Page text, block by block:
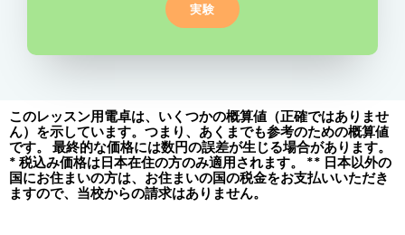
実験
このレッスン用電卓は、いくつかの概算値（正確ではありませ
ん）を示しています。つまり、あくまでも参考のための概算値
です。 最終的な価格には数円の誤差が生じる場合があります。
* 税込み価格は日本在住の方のみ適用されます。 ** 日本以外の
国にお住まいの方は、お住まいの国の税金をお支払いいただき
ますので、当校からの請求はありません。